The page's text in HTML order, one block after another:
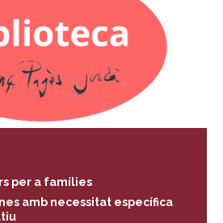
per a famílies
amb necessitat específica